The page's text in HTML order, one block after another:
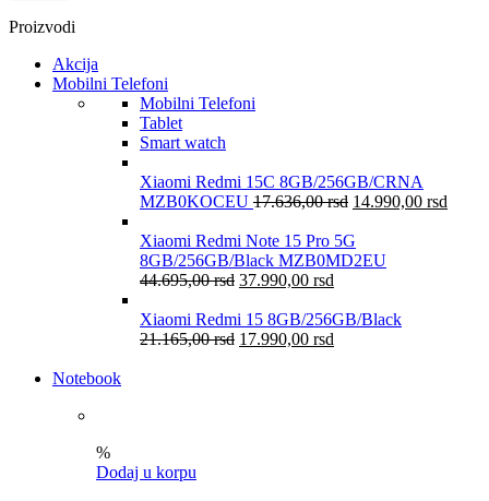
Proizvodi
Akcija
Mobilni Telefoni
Mobilni Telefoni
Tablet
Smart watch
Xiaomi Redmi 15C 8GB/256GB/CRNA
MZB0KOCEU 17.636,00rsd 14.990,00 rsd
Xiaomi Redmi Note 15 Pro 5G
8GB/256GB/Black MZB0MD2EU
44.695,00rsd 37.990,00 rsd
Xiaomi Redmi 15 8GB/256GB/Black
21.165,00rsd 17.990,00 rsd
Notebook
%
Dodaj u korpu